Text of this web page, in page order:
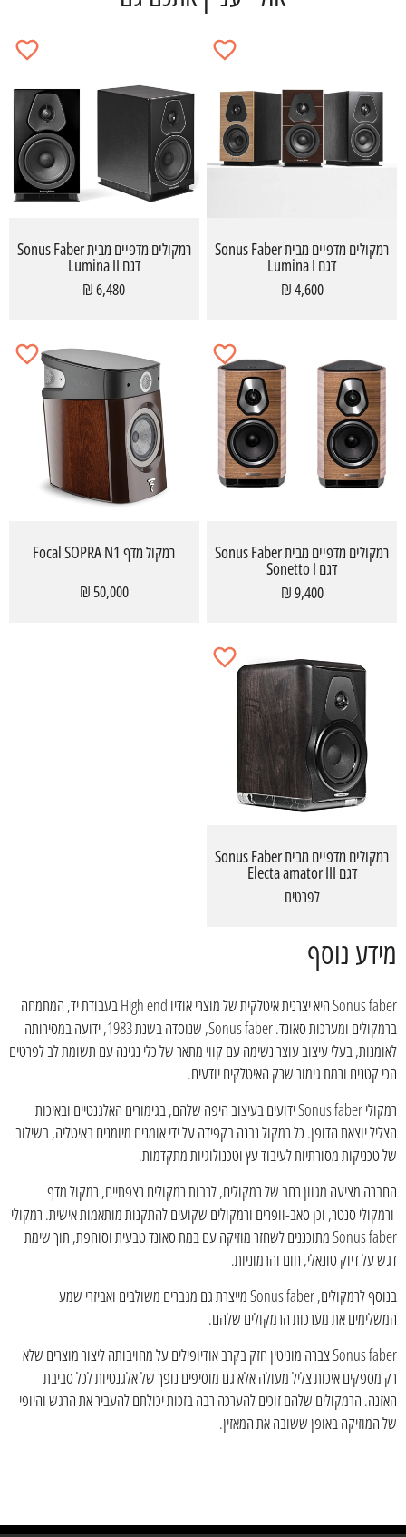
רמקולים מדפיים מבית Sonus Faber
דגם Lumina I
4,600 ₪
רמקולים מדפיים מבית Sonus Faber
דגם Lumina II
6,480 ₪
רמקולים מדפיים מבית Sonus Faber
דגם Sonetto I
9,400 ₪
רמקול מדף Focal SOPRA N1
50,000 ₪
רמקולים מדפיים מבית Sonus Faber
דגם Electa amator III
לפרטים
מידע נוסף
Sonus faber היא יצרנית איטלקית של מוצרי אודיו High end בעבודת יד, המתמחה
ברמקולים ומערכות סאונד. Sonus faber, שנוסדה בשנת 1983, ידועה במסירותה
לאומנות, בעלי עיצוב עוצר נשימה עם קווי מתאר של כלי נגינה עם תשומת לב לפרטים
הכי קטנים ורמת גימור שרק האיטלקים יודעים.
רמקולי Sonus faber ידועים בעיצוב היפה שלהם, בגימורים האלגנטיים ובאיכות
הצליל יוצאת הדופן. כל רמקול נבנה בקפידה על ידי אומנים מיומנים באיטליה, בשילוב
של טכניקות מסורתיות לעיבוד עץ וטכנולוגיות מתקדמות.
החברה מציעה מגוון רחב של רמקולים, לרבות רמקולים רצפתיים, רמקול מדף
ורמקולי סנטר, וכן סאב-וופרים ורמקולים שקועים להתקנות מותאמות אישית. רמקולי
Sonus faber מתוכננים לשחזר מוזיקה עם במת סאונד טבעית וסוחפת, תוך שימת
דגש על דיוק טונאלי, חום והרמוניות.
בנוסף לרמקולים, Sonus faber מייצרת גם מגברים משולבים ואביזרי שמע
המשלימים את מערכות הרמקולים שלהם.
Sonus faber צברה מוניטין חזק בקרב אודיופילים על מחויבותה ליצור מוצרים שלא
רק מספקים איכות צליל מעולה אלא גם מוסיפים נופך של אלגנטיות לכל סביבת
האזנה. הרמקולים שלהם זוכים להערכה רבה בזכות יכולתם להעביר את הרגש והיופי
של המוזיקה באופן ששובה את המאזין.